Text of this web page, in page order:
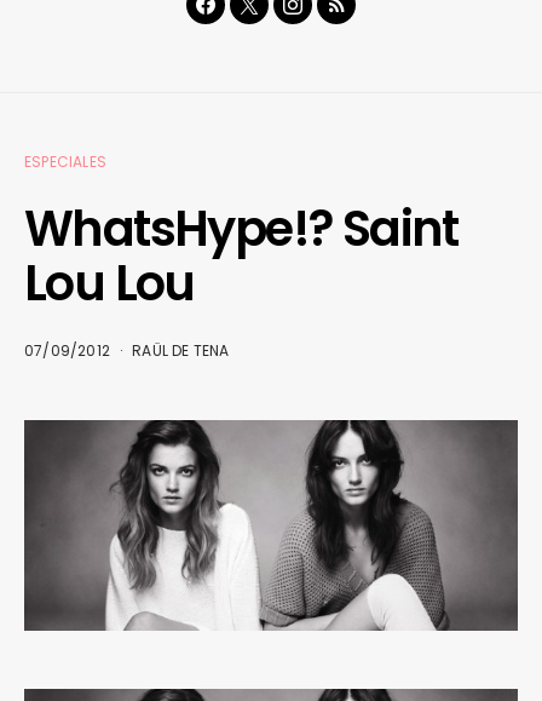
ESPECIALES
WhatsHype!? Saint
Lou Lou
07/09/2012 RAÜL DE TENA